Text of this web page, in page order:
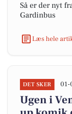
Så er der nyt
Gardinbus
Læs hele
DET SKER 01-
Ugen i